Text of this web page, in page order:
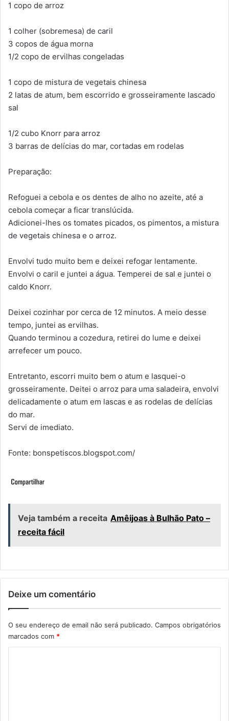
1 copo de arroz
1 colher (sobremesa) de caril
3 copos de água morna
1/2 copo de ervilhas congeladas
1 copo de mistura de vegetais chinesa
2 latas de atum, bem escorrido e grosseiramente lascado
sal
1/2 cubo Knorr para arroz
3 barras de delícias do mar, cortadas em rodelas
Preparação:
Refoguei a cebola e os dentes de alho no azeite, até a
cebola começar a ficar translúcida.
Adicionei-lhes os tomates picados, os pimentos, a mistura
de vegetais chinesa e o arroz.
Envolvi tudo muito bem e deixei refogar lentamente.
Envolvi o caril e juntei a água. Temperei de sal e juntei o
caldo Knorr.
Deixei cozinhar por cerca de 12 minutos. A meio desse
tempo, juntei as ervilhas.
Quando terminou a cozedura, retirei do lume e deixei
arrefecer um pouco.
Entretanto, escorri muito bem o atum e lasquei-o
grosseiramente. Deitei o arroz para uma saladeira, envolvi
delicadamente o atum em lascas e as rodelas de delícias
do mar.
Servi de imediato.
Fonte: bonspetiscos.blogspot.com/
Veja também a receita Amêijoas à Bulhão Pato –
receita fácil
Deixe um comentário
O seu endereço de email não será publicado. Campos obrigatórios
marcados com *